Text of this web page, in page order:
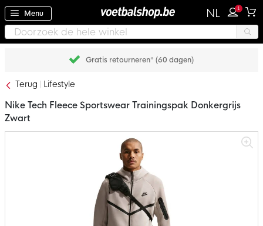
Menu NL 1
Gratis retourneren* (60 dagen)
Terug Lifestyle
Nike Tech Fleece Sportswear Trainingspak Donkergrijs
Zwart